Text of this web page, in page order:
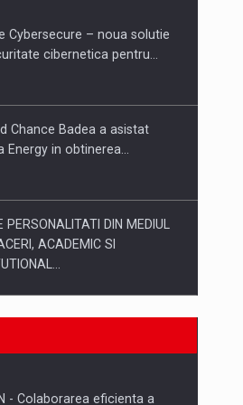
Cybersecure – noua solutie
cibernetica pentru…
Chance Badea a asistat
Energy in obtinerea…
PERSONALITATI DIN MEDIUL
ACADEMIC SI
isi consolideaza prezenta in
- Colaborarea eficienta a